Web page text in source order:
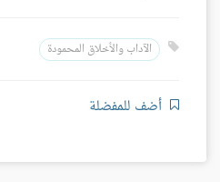
الآداب والأخلاق المحمودة
أضف للمفضلة